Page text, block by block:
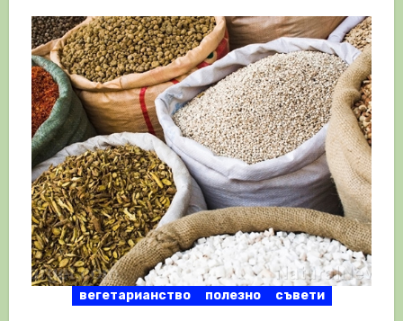
вегетарианство полезно съвети